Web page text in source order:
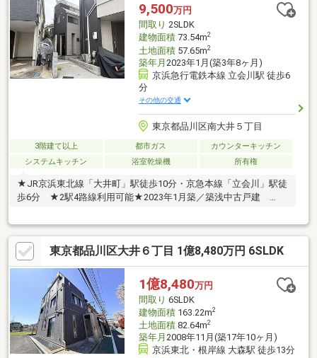
9,500万円
間取り 2SLDK
建物面積73.54m2
土地面積57.65m2
築年月 2023年1月(築3年8ヶ月)
京浜急行電鉄本線 立会川駅 徒歩6
分
その他の交通
東京都品川区南大井５丁目
3階建て以上 都市ガス
カウンターキッチン
システムキッチン
浴室乾燥機 所有権
★JR京浜東北線「大井町」駅徒歩10分・京急本線「立会川」駅徒
歩6分 ★2駅4路線利用可能★2023年1月築／築浅中古戸建
東京都品川区大井６丁目 1億8,480万円 6SLDK
1億8,480万円
間取り 6SLDK
建物面積163.22m2
土地面積82.64m2
築年月 2008年11月(築17年10ヶ月)
京浜東北・根岸線 大森駅 徒歩13分